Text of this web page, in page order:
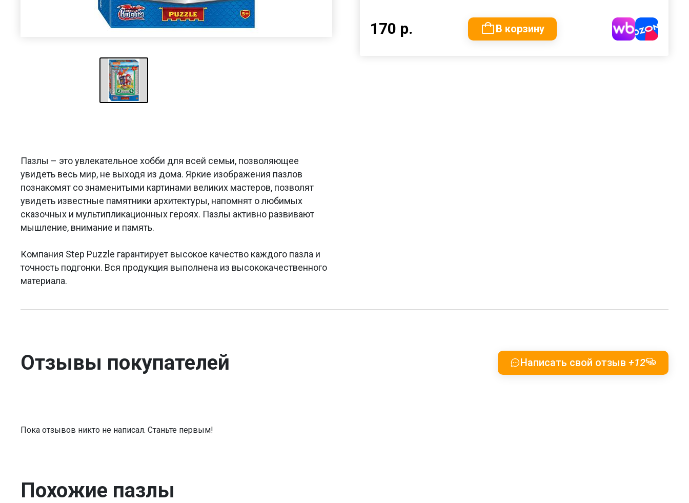
Пазлы – это увлекательное хобби для всей семьи, позволяющее
увидеть весь мир, не выходя из дома. Яркие изображения пазлов
познакомят со знаменитыми картинами великих мастеров, позволят
увидеть известные памятники архитектуры, напомнят о любимых
сказочных и мультипликационных героях. Пазлы активно развивают
мышление, внимание и память.
Компания Step Puzzle гарантирует высокое качество каждого пазла и
точность подгонки. Вся продукция выполнена из высококачественного
материала.
170 р. В корзину
Отзывы покупателей Написать свой отзыв +12
Пока отзывов никто не написал. Станьте первым!
Похожие пазлы